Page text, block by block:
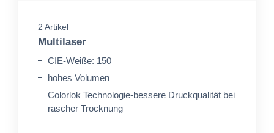
2 Artikel
Multilaser
CIE-Weiße: 150
hohes Volumen
Colorlok Technologie-bessere Druckqualität bei
rascher Trocknung